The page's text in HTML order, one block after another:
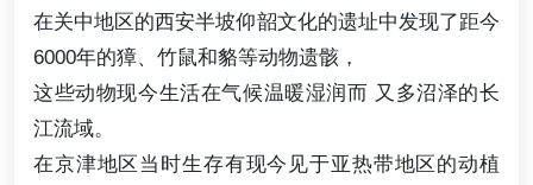
在关中地区的西安半坡仰韶文化的遗址中发现了距今
6000年的獐、竹鼠和貉等动物遗骸，
这些动物现今生活在气候温暖湿润而 又多沼泽的长
江流域。
在京津地区当时生存有现今见于亚热带地区的动植